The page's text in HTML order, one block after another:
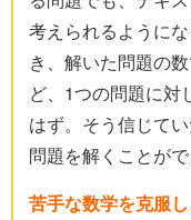
考えられるように
き、解いた問題の
ど、1つの問題に対
はず。そう信じて
問題を解くことがで
苦手な数学を克服